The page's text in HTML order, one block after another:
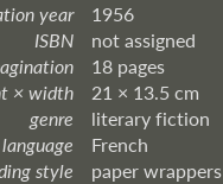
year
1956
ISBN
not assigned
18 pages
× width
21 × 13.5 cm
genre
literary fiction
language
French
style
paper wrappers